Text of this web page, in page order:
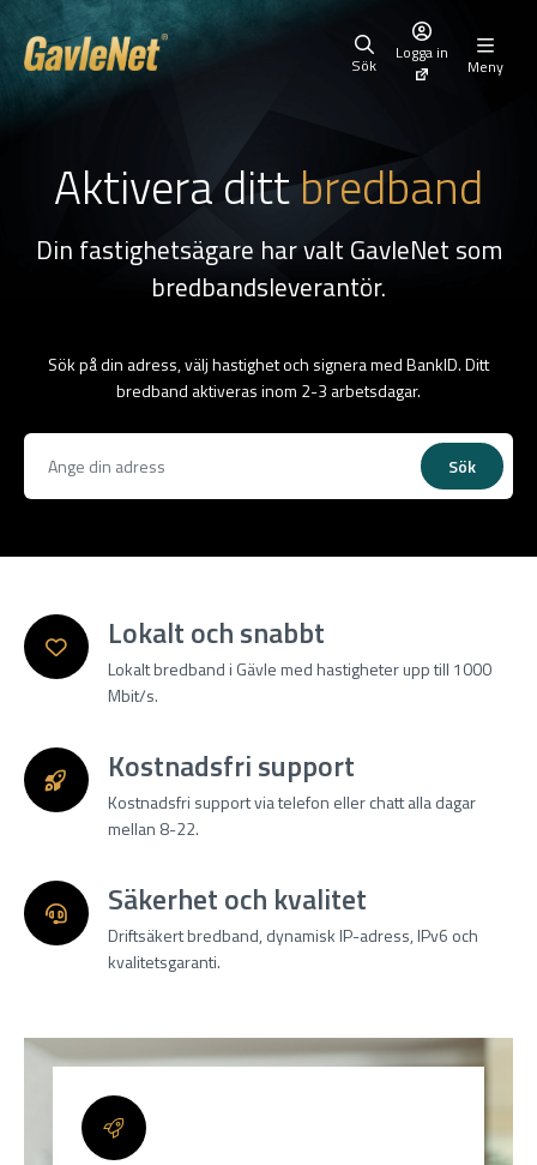
Sök
Logga in
Meny
Aktivera dittbredband
Din fastighetsägare har valt GavleNet som
bredbandsleverantör.
Sök på din adress, välj hastighet och signera med BankID. Ditt
bredband aktiveras inom 2-3 arbetsdagar.
Sök
Lokalt och snabbt
Lokalt bredband i Gävle med hastigheter upp till 1000
Mbit/s.
Kostnadsfri support
Kostnadsfri support via telefon eller chatt alla dagar
mellan 8-22.
Säkerhet och kvalitet
Driftsäkert bredband, dynamisk IP-adress, IPv6 och
kvalitetsgaranti.